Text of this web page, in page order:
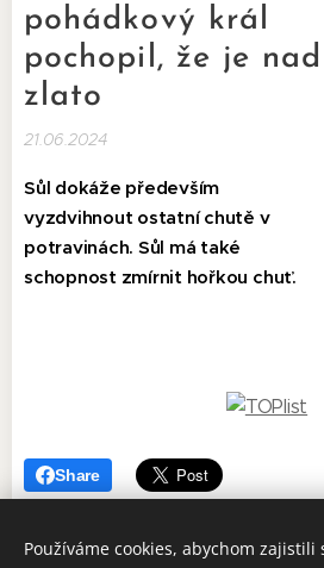
pohádkový král
pochopil, že je nad
zlato
21.06.2024
Sůl dokáže především
vyzdvihnout ostatní chutě v
potravinách. Sůl má také
schopnost zmírnit hořkou chuť.
Share
Používáme cookies, abychom